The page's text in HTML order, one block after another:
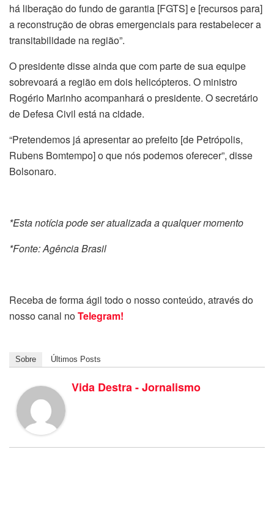
há liberação do fundo de garantia [FGTS] e [recursos para]
a reconstrução de obras emergenciais para restabelecer a
transitabilidade na região”.
O presidente disse ainda que com parte de sua equipe
sobrevoará a região em dois helicópteros. O ministro
Rogério Marinho acompanhará o presidente. O secretário
de Defesa Civil está na cidade.
“Pretendemos já apresentar ao prefeito [de Petrópolis,
Rubens Bomtempo] o que nós podemos oferecer”, disse
Bolsonaro.
*Esta notícia pode ser atualizada a qualquer momento
*Fonte: Agência Brasil
Receba de forma ágil todo o nosso conteúdo, através do
nosso canal noTelegram!
Sobre Últimos Posts
Vida Destra - Jornalismo